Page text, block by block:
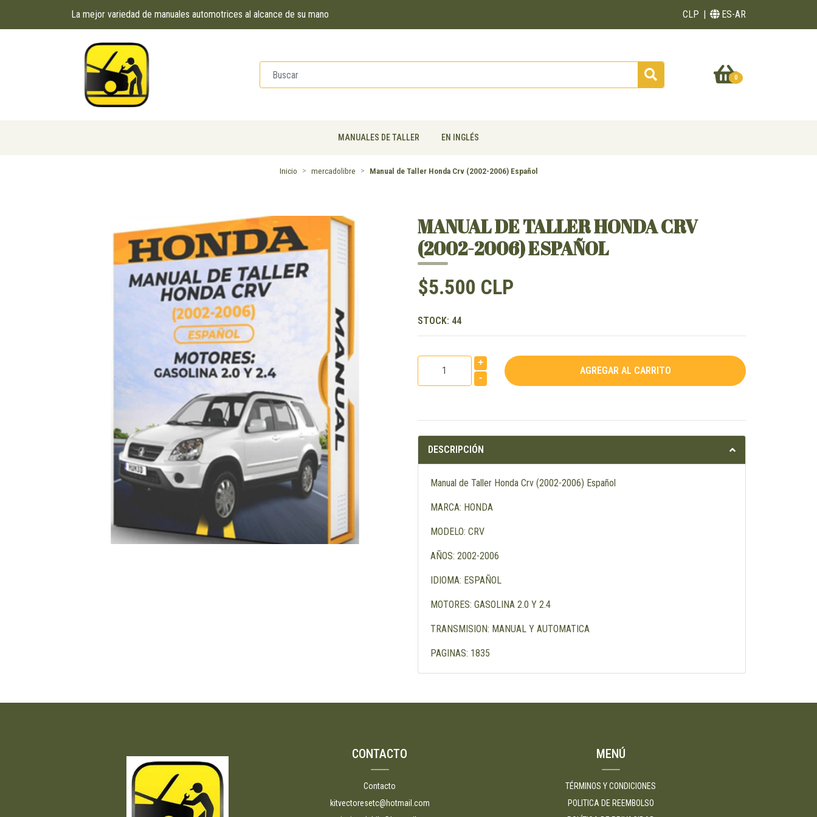
La mejor variedad de manuales automotrices al alcance de su mano CLP ES-AR
0
MANUALES DE TALLER EN INGLÉS
Inicio mercadolibre Manual de Taller Honda Crv (2002-2006) Español
MANUAL DE TALLER HONDA CRV
(2002-2006) ESPAÑOL
$5.500 CLP
STOCK: 44
+
-
DESCRIPCIÓN
Manual de Taller Honda Crv (2002-2006) Español
MARCA: HONDA
MODELO: CRV
AÑOS: 2002-2006
IDIOMA: ESPAÑOL
MOTORES: GASOLINA 2.0 Y 2.4
TRANSMISION: MANUAL Y AUTOMATICA
PAGINAS: 1835
CONTACTO
Contacto
kitvectoresetc@hotmail.com
MENÚ
TÉRMINOS Y CONDICIONES
POLITICA DE REEMBOLSO